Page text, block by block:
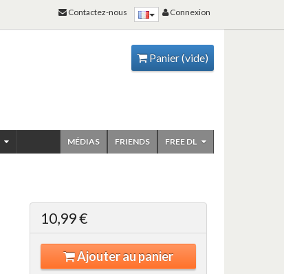
Panier(vide)
FREE DL
FRIENDS
MÉDIAS
10,99 €
Ajouter au panier
Connexion
Contactez-nous